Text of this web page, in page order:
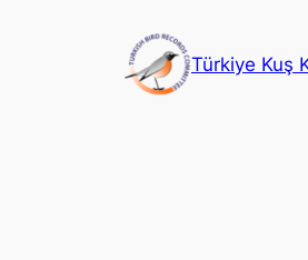
Türkiye Kuş